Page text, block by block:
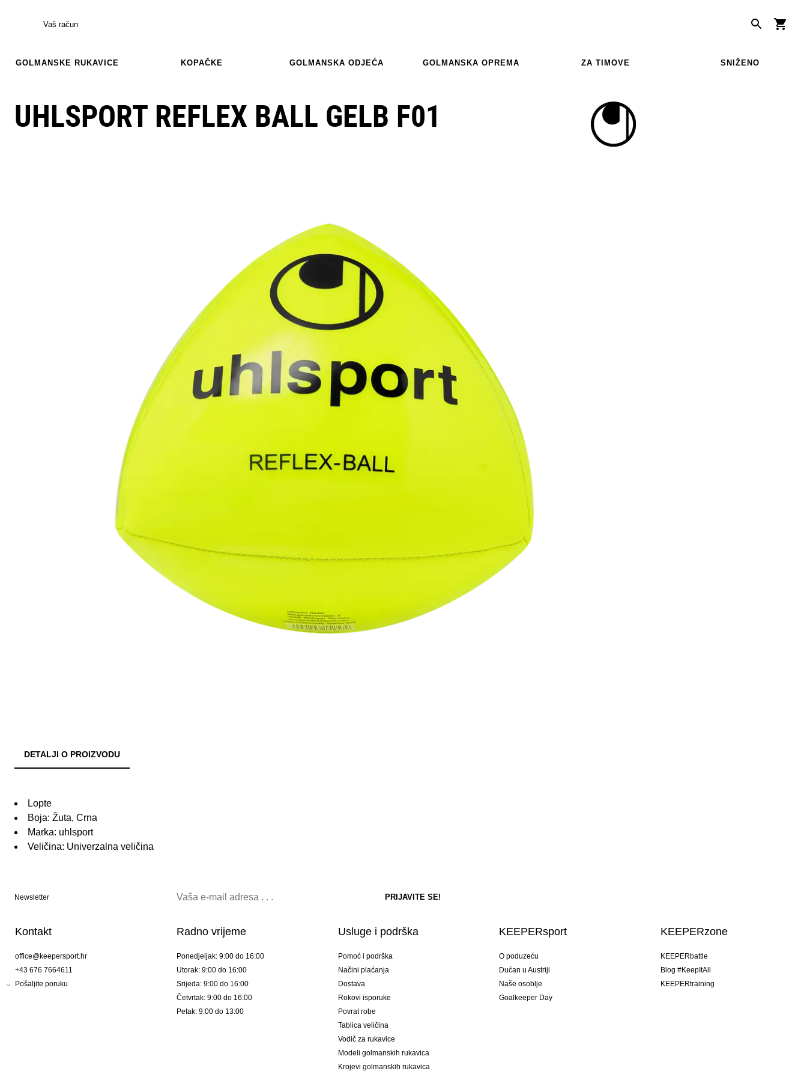
Vaš račun
GOLMANSKE RUKAVICE KOPAČKE GOLMANSKA ODJEĆA GOLMANSKA OPREMA ZA TIMOVE SNIŽENO
UHLSPORT REFLEX BALL GELB F01
DETALJI O PROIZVODU
Lopte
Boja: Žuta, Crna
Marka: uhlsport
Veličina: Univerzalna veličina
Newsletter
Kontakt
office@keepersport.hr
+43 676 7664611
Pošaljite poruku
Radno vrijeme
Ponedjeljak: 9:00 do 16:00
Utorak: 9:00 do 16:00
Srijeda: 9:00 do 16:00
Četvrtak: 9:00 do 16:00
Petak: 9:00 do 13:00
Usluge i podrška
Pomoć i podrška
Načini plaćanja
Dostava
Rokovi isporuke
Povrat robe
Tablica veličina
Vodič za rukavice
Modeli golmanskih rukavica
Krojevi golmanskih rukavica
KEEPERsport
O poduzeću
Dućan u Austriji
Naše osoblje
Goalkeeper Day
KEEPERzone
KEEPERbattle
Blog #KeepItAll
KEEPERtraining